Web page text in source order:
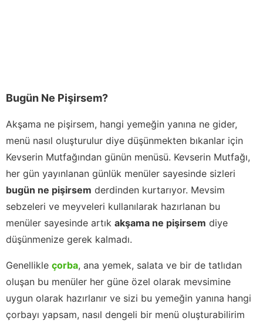
Bugün Ne Pişirsem?
Akşama ne pişirsem, hangi yemeğin yanına ne gider,
menü nasıl oluşturulur diye düşünmekten bıkanlar için
Kevserin Mutfağından günün menüsü. Kevserin Mutfağı,
her gün yayınlanan günlük menüler sayesinde sizleri
bugün ne pişirsem derdinden kurtarıyor. Mevsim
sebzeleri ve meyveleri kullanılarak hazırlanan bu
menüler sayesinde artık akşama ne pişirsem diye
düşünmenize gerek kalmadı.
Genellikle çorba, ana yemek, salata ve bir de tatlıdan
oluşan bu menüler her güne özel olarak mevsimine
uygun olarak hazırlanır ve sizi bu yemeğin yanına hangi
çorbayı yapsam, nasıl dengeli bir menü oluşturabilirim